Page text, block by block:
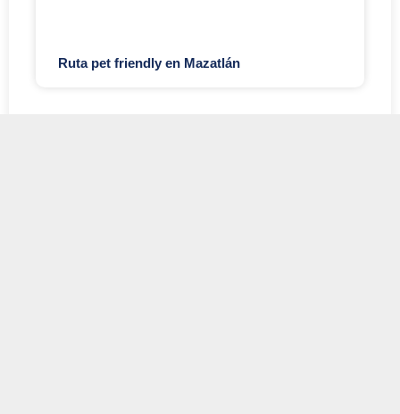
Ruta pet friendly en Mazatlán